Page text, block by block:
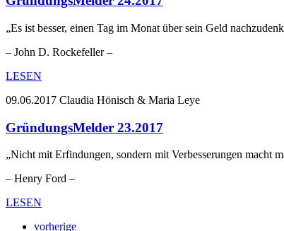
„Es ist besser, einen Tag im Monat über sein Geld
– John D. Rockefeller –
LESEN
09.06.2017 Claudia Hönisch & Maria Leye
GründungsMelder 23.2017
„Nicht mit Erfindungen, sondern mit Verbesserungen macht
– Henry Ford –
LESEN
vorherige